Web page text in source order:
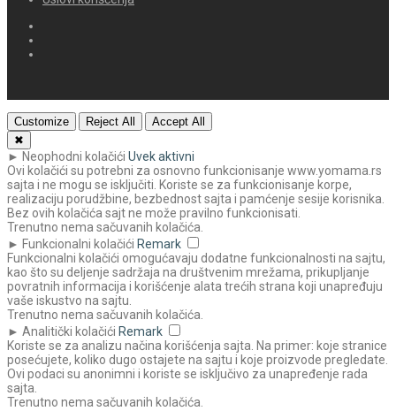
Customize Reject All
Accept All
✖
► Neophodni kolačići Uvek aktivni
Ovi kolačići su potrebni za osnovno funkcionisanje www.yomama.rs
sajta i ne mogu se isključiti. Koriste se za funkcionisanje korpe,
realizaciju porudžbine, bezbednost sajta i pamćenje sesije korisnika.
Bez ovih kolačića sajt ne može pravilno funkcionisati.
Trenutno nema sačuvanih kolačića.
► Funkcionalni kolačići Remark
Funkcionalni kolačići omogućavaju dodatne funkcionalnosti na sajtu,
kao što su deljenje sadržaja na društvenim mrežama, prikupljanje
povratnih informacija i korišćenje alata trećih strana koji unapređuju
vaše iskustvo na sajtu.
Trenutno nema sačuvanih kolačića.
► Analitički kolačići Remark
Koriste se za analizu načina korišćenja sajta. Na primer: koje stranice
posećujete, koliko dugo ostajete na sajtu i koje proizvode pregledate.
Ovi podaci su anonimni i koriste se isključivo za unapređenje rada
sajta.
Trenutno nema sačuvanih kolačića.